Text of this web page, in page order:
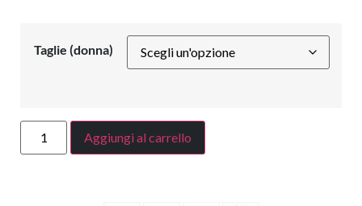
Taglie (donna)
Aggiungi al carrello